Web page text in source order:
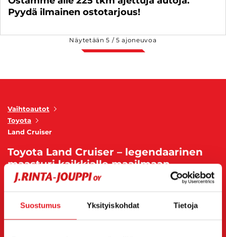
Suostumus Yksityiskohdat Tietoja
Pyydä ilmainen ostotarjous!
Näytetään5 /5 ajoneuvoa
Vaihtoautot
Toyota
Land Cruiser
Toyota Land Cruiser – legendaarinen
maasturi kaikkialle maailmaan
tunnetuimmista ja arvostetuimmista